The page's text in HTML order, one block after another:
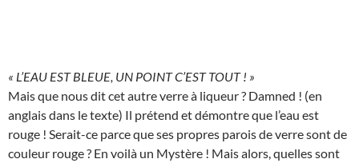
« L’EAU EST BLEUE, UN POINT C’EST TOUT ! »
Mais que nous dit cet autre verre à liqueur ? Damned ! (en
anglais dans le texte) Il prétend et démontre que l’eau est
rouge ! Serait-ce parce que ses propres parois de verre sont de
couleur rouge ? En voilà un Mystère ! Mais alors, quelles sont